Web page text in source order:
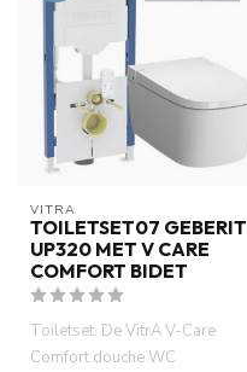
VITRA
TOILETSET07 GEBERIT
UP320 MET V CARE
COMFORT BIDET
Toiletset. De VitrA V-Care
Comfort douche WC